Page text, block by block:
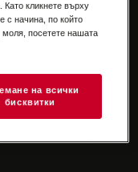
Като кликнете върху
с начина, по който
посетете нашата
на всички
бисквитки